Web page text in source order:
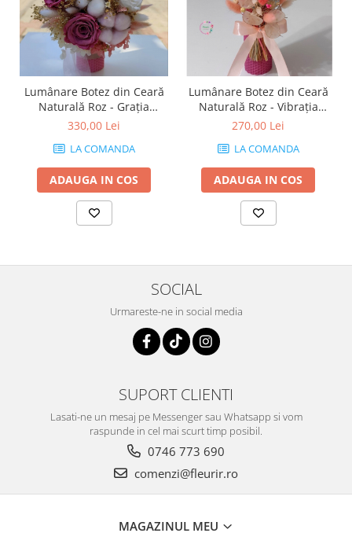
Lumânare Botez din Ceară
Naturală Roz - Grația
Balerinei
330,00 Lei
LA COMANDA
ADAUGA IN COS
Lumânare Botez din Ceară
Naturală Roz - Vibrația
Culorilor
270,00 Lei
LA COMANDA
ADAUGA IN COS
SOCIAL
Urmareste-ne in social media
SUPORT CLIENTI
Lasati-ne un mesaj pe Messenger sau Whatsapp si vom
raspunde in cel mai scurt timp posibil.
0746 773 690
comenzi@fleurir.ro
MAGAZINUL MEU